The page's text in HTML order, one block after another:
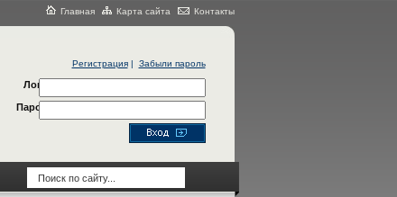
Главная Карта сайта Контакты
Регистрация| Забыли пароль
Логин
Пароль